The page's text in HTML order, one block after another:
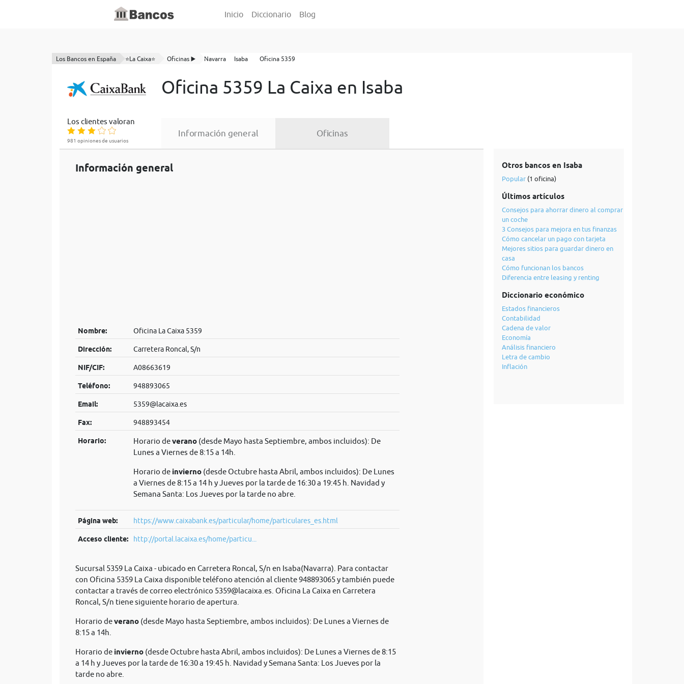
Inicio Diccionario Blog
Los Bancos en España ⭐La Caixa⭐ Oficinas ▶️ Navarra Isaba Oficina 5359
Oficina 5359 La Caixa en Isaba
Los clientes valoran
981 opiniones de usuarios
Información general Oficinas
Información general
Nombre: Oficina La Caixa 5359
Dirección: Carretera Roncal, S/n
NIF/CIF: A08663619
Teléfono: 948893065
Email: 5359@lacaixa.es
Fax: 948893454
Horario: Horario deverano(desde Mayo hasta Septiembre, ambos incluidos): De
Lunes a Viernes de 8:15 a 14h.
Horario de invierno(desde Octubre hasta Abril, ambos incluidos): De Lunes
a Viernes de 8:15 a 14 h y Jueves por la tarde de 16:30 a 19:45 h. Navidad y
Semana Santa: Los Jueves por la tarde no abre.
Página web: https://www.caixabank.es/particular/home/particulares_es.html
Acceso cliente: http://portal.lacaixa.es/home/particu...
Sucursal 5359 La Caixa - ubicado en Carretera Roncal, S/n en Isaba(Navarra). Para contactar
con Oficina 5359 La Caixa disponible teléfono atención al cliente 948893065 y también puede
contactar a través de correo electrónico 5359@lacaixa.es . Oficina La Caixa en Carretera
Roncal, S/n tiene siguiente horario de apertura.
Horario deverano (desde Mayo hasta Septiembre, ambos incluidos): De Lunes a Viernes de
8:15 a 14h.
Horario de invierno (desde Octubre hasta Abril, ambos incluidos): De Lunes a Viernes de 8:15
a 14 h y Jueves por la tarde de 16:30 a 19:45 h. Navidad y Semana Santa: Los Jueves por la
tarde no abre.
Otros bancos en Isaba
Popular(1 oficina)
Últimos artículos
Consejos para ahorrar dinero al comprar
un coche
3 Consejos para mejora en tus finanzas
Cómo cancelar un pago con tarjeta
Mejores sitios para guardar dinero en
casa
Cómo funcionan los bancos
Diferencia entre leasing y renting
Diccionario económico
Estados financieros
Contabilidad
Cadena de valor
Economía
Análisis financiero
Letra de cambio
Inflación